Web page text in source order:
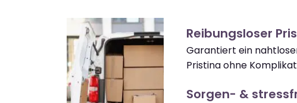
Reibungsloser
Garantiert ein
Pristina ohne
Sorgen- &